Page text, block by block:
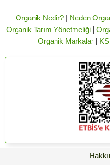
Organik Nedir?| Neden
Organik Tarım Yönetmeliği|
Organik Markalar|